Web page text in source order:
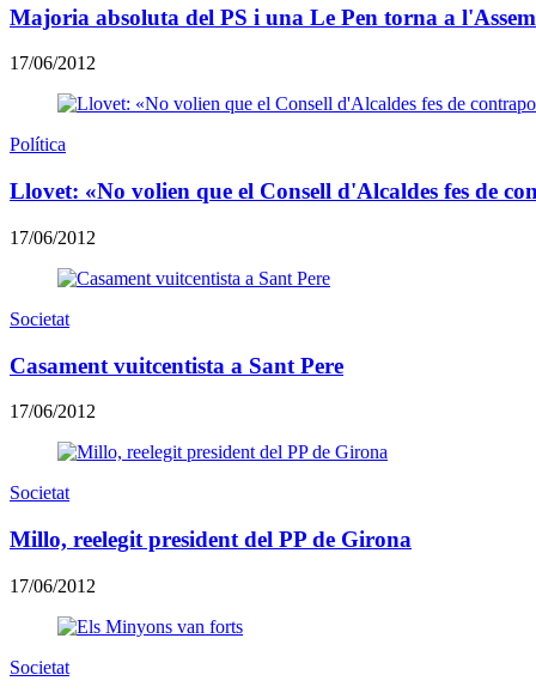
Majoria absoluta del PS i una Le Pen torna a
17/06/2012
Política
Llovet: «No volien que el Consell d'Alcaldes fes de
17/06/2012
Societat
Casament vuitcentista a Sant Pere
17/06/2012
Societat
Millo, reelegit president del PP de Girona
17/06/2012
Societat